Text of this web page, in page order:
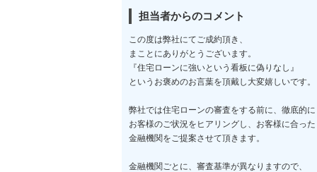
担当者からのコメント
この度は弊社にてご成約頂き、
まことにありがとうございます。
『住宅ローンに強いという看板に偽りなし』
というお褒めのお言葉を頂戴し大変嬉しいです。
弊社では住宅ローンの審査をする前に、徹底的に
お客様のご状況をヒアリングし、お客様に合った
金融機関をご提案させて頂きます。
金融機関ごとに、審査基準が異なりますので、